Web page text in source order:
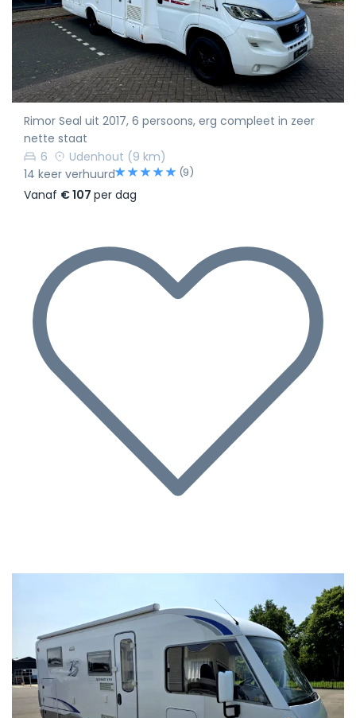
Rimor Seal uit 2017, 6 persoons, erg compleet in zeer
nette staat
6
Udenhout (9 km)
14 keer verhuurd
(9)
Vanaf € 107 per dag